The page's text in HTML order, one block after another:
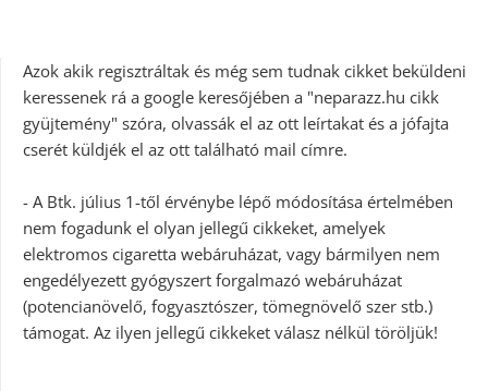
Azok akik regisztráltak és még sem tudnak cikket beküldeni
keressenek rá a google keresőjében a "neparazz.hu cikk
gyüjtemény" szóra, olvassák el az ott leírtakat és a jófajta
cserét küldjék el az ott található mail címre.
- A Btk. július 1-től érvénybe lépő módosítása értelmében
nem fogadunk el olyan jellegű cikkeket, amelyek
elektromos cigaretta webáruházat, vagy bármilyen nem
engedélyezett gyógyszert forgalmazó webáruházat
(potencianövelő, fogyasztószer, tömegnövelő szer stb.)
támogat. Az ilyen jellegű cikkeket válasz nélkül töröljük!